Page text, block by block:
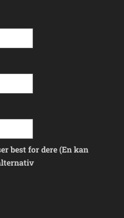
best for dere (En kan